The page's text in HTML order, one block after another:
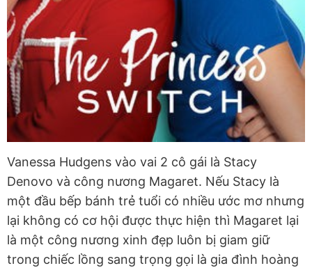
Vanessa Hudgens vào vai 2 cô gái là Stacy
Denovo và công nương Magaret. Nếu Stacy là
một đầu bếp bánh trẻ tuổi có nhiều ước mơ nhưng
lại không có cơ hội được thực hiện thì Magaret lại
là một công nương xinh đẹp luôn bị giam giữ
trong chiếc lồng sang trọng gọi là gia đình hoàng